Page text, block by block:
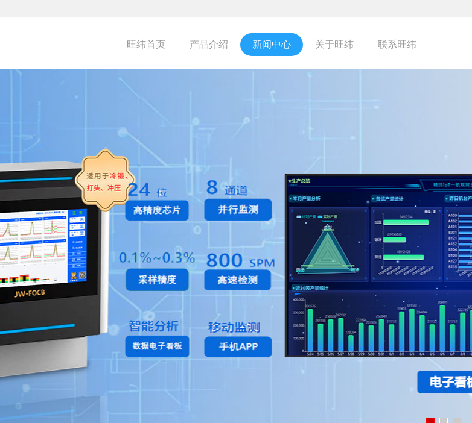
旺纬首页 产品介绍 新闻中心 关于旺纬 联系旺纬